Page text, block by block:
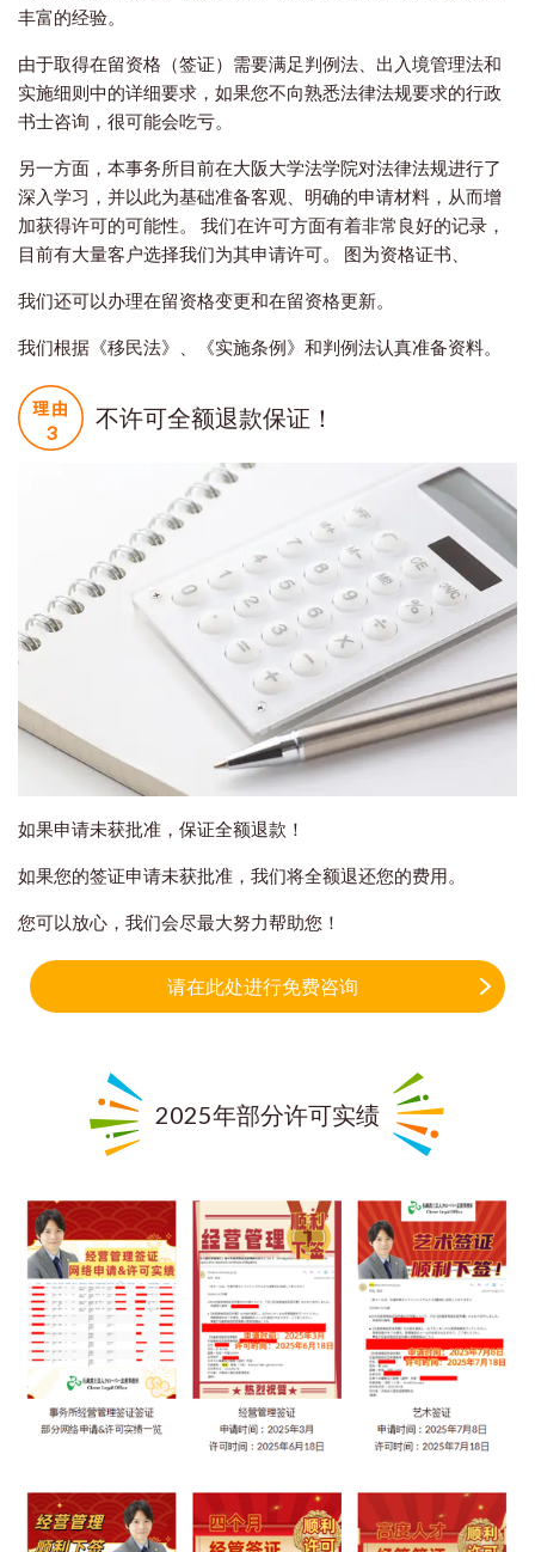
丰富的经验。
由于取得在留资格（签证）需要满足判例法、出入境管理法和
实施细则中的详细要求，如果您不向熟悉法律法规要求的行政
书士咨询，很可能会吃亏。
另一方面，本事务所目前在大阪大学法学院对法律法规进行了
深入学习，并以此为基础准备客观、明确的申请材料，从而增
加获得许可的可能性。 我们在许可方面有着非常良好的记录，
目前有大量客户选择我们为其申请许可。 图为资格证书、
我们还可以办理在留资格变更和在留资格更新。
我们根据《移民法》、《实施条例》和判例法认真准备资料。
不许可全额退款保证！
如果申请未获批准，保证全额退款！
如果您的签证申请未获批准，我们将全额退还您的费用。
您可以放心，我们会尽最大努力帮助您！
请在此处进行免费咨询
2025年部分许可实绩